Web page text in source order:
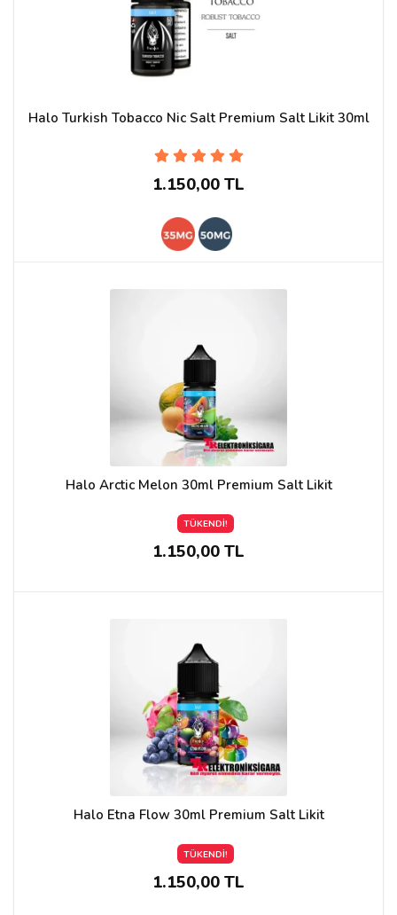
Halo Turkish Tobacco Nic Salt Premium Salt Likit 30ml
1.150,00 TL
Halo Arctic Melon 30ml Premium Salt Likit
TÜKENDİ!
1.150,00 TL
Halo Etna Flow 30ml Premium Salt Likit
TÜKENDİ!
1.150,00 TL